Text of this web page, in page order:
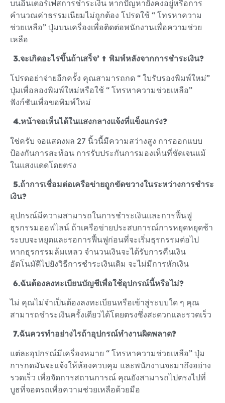
บนอินเตอร์เฟสการชำระเงิน หากปัญหายังคงอยู่หรือการ
คำนวณค่าธรรมเนียมไม่ถูกต้อง โปรดใช้ “ โทรหาความ
ช่วยเหลือ” ปุ่มบนเครื่องเพื่อติดต่อพนักงานเพื่อความช่วย
เหลือ
3.จะเกิดอะไรขึ้นถ้าเสร็จ’ t พิมพ์หลังจากการชำระเงิน?
โปรดอย่าจ่ายอีกครั้ง คุณสามารถกด “ ใบรับรองพิมพ์ใหม่”
ปุ่มเพื่อลองพิมพ์ใหม่หรือใช้ “ โทรหาความช่วยเหลือ”
ฟังก์ชันเพื่อขอพิมพ์ใหม่
4.หน้าจอเห็นได้ในแสงกลางแจ้งที่แข็งแกร่ง?
ใช่ครับ จอแสดงผล 27 นิ้วนี้มีความสว่างสูง การออกแบบ
ป้องกันการสะท้อน การรับประกันการมองเห็นที่ชัดเจนแม้
ในแสงแดดโดยตรง
5.ถ้าการเชื่อมต่อเครือข่ายถูกขัดขวางในระหว่างการชำระ
เงิน?
อุปกรณ์มีความสามารถในการชำระเงินและการฟื้นฟู
ธุรกรรมออฟไลน์ ถ้าเครือข่ายประสบการณ์การหยุดหยุดช้า
ระบบจะหยุดและรอการฟื้นฟูก่อนที่จะเริ่มธุรกรรมต่อไป
หากธุรกรรมล้มเหลว จำนวนเงินจะได้รับการคืนเงิน
อัตโนมัติไปยังวิธีการชำระเงินเดิม จะไม่มีการหักเงิน
6.ฉันต้องลงทะเบียนบัญชีเพื่อใช้อุปกรณ์นี้หรือไม่?
ไม่ คุณไม่จำเป็นต้องลงทะเบียนหรือเข้าสู่ระบบใด ๆ คุณ
สามารถชำระเงินครั้งเดียวได้โดยตรงซึ่งสะดวกและรวดเร็ว
7.ฉันควรทำอย่างไรถ้าอุปกรณ์ทำงานผิดพลาด?
แต่ละอุปกรณ์มีเครื่องหมาย “ โทรหาความช่วยเหลือ” ปุ่ม
การกดมันจะแจ้งให้ห้องควบคุม และพนักงานจะมาถึงอย่าง
รวดเร็ว เพื่อจัดการสถานการณ์ คุณยังสามารถไปตรงไปที่
บูธที่จอดรถเพื่อความช่วยเหลือด้วยมือ